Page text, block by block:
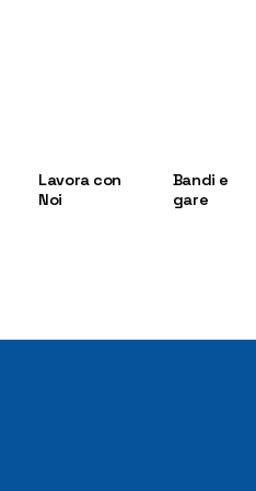
Lavora con
Noi
Bandi e
gare